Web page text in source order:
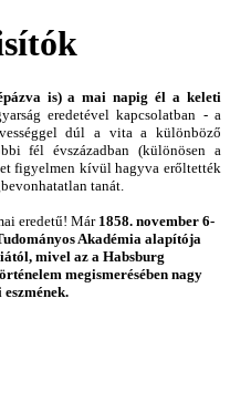
is) a mai napig él a keleti
eredetével kapcsolatban - a
dúl a vita a különböző
fél évszázadban (különösen a
figyelmen kívül hagyva erőltették
tanát.
eredetű! Már 1858. november 6-
Akadémia alapítója
mivel az a Habsburg
megismerésében nagy